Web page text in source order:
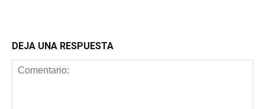
DEJA UNA RESPUESTA